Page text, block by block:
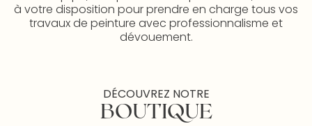
à votre disposition pour prendre en charge tous vos
travaux de peinture avec professionnalisme et
dévouement.
DÉCOUVREZ NOTRE
BOUTIQUE